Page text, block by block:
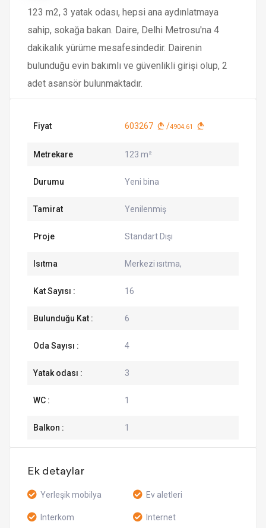
123 m2, 3 yatak odası, hepsi ana aydınlatmaya
sahip, sokağa bakan. Daire, Delhi Metrosu'na 4
dakikalık yürüme mesafesindedir. Dairenin
bulunduğu evin bakımlı ve güvenlikli girişi olup, 2
adet asansör bulunmaktadır.
Fiyat 603267 /4904.61
Metrekare 123 m²
Durumu Yeni bina
Tamirat Yenilenmiş
Proje Standart Dışı
Isıtma Merkezi ısıtma,
Kat Sayısı : 16
Bulunduğu Kat : 6
Oda Sayısı : 4
Yatak odası : 3
WC : 1
Balkon : 1
Ek detaylar
Yerleşik mobilya Ev aletleri
Interkom Internet